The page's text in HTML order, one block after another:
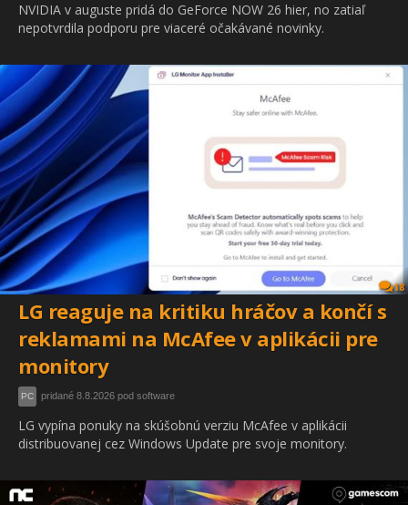
NVIDIA v auguste pridá do GeForce NOW 26 hier, no zatiaľ
nepotvrdila podporu pre viaceré očakávané novinky.
18
LG reaguje na kritiku hráčov a končí s
reklamami na McAfee v aplikácii pre
monitory
PC pridané 8.8.2026 pod software
LG vypína ponuky na skúšobnú verziu McAfee v aplikácii
distribuovanej cez Windows Update pre svoje monitory.